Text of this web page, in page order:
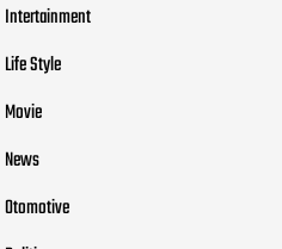
Intertainment
Life Style
Movie
News
Otomotive